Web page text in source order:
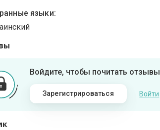
языки:
Войдите, чтобы почитать отзывы
Зарегистрироваться Войти